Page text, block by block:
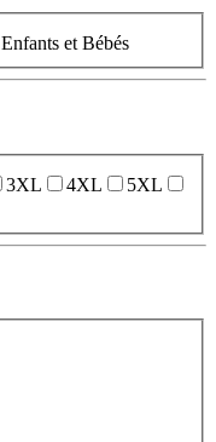
Enfants et Bébés
3XL 4XL
5XL